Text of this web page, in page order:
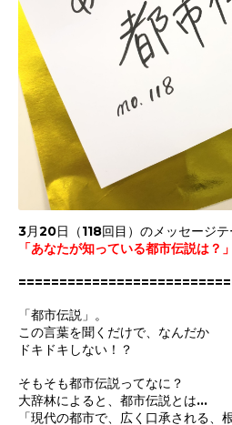
3月20日（118回目）のメッセージテ
「あなたが知っている都市伝説は？ 」
「都市伝説」。
この言葉を聞くだけで、なんだか
ドキドキしない！？
そもそも都市伝説ってなに？
大辞林によると、都市伝説とは…
「現代の都市で、広く口承される、